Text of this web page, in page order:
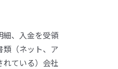
細、入金を受領
類（ネット、ア
ている）会社